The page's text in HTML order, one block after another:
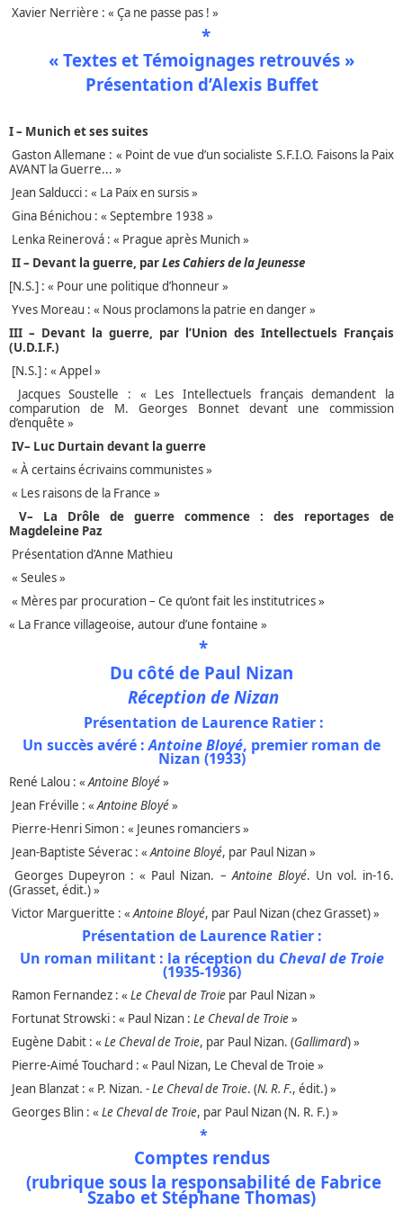
Xavier Nerrière : « Ça ne passe pas ! »
*
« Textes et Témoignages retrouvés »
Présentation d’Alexis Buffet
I – Munich et ses suites
Gaston Allemane : « Point de vue d’un socialiste S.F.I.O. Faisons la Paix
AVANT la Guerre... »
Jean Salducci : « La Paix en sursis »
Gina Bénichou : « Septembre 1938 »
Lenka Reinerová : « Prague après Munich »
II – Devant la guerre, parLes Cahiers de la Jeunesse
[N.S.] : « Pour une politique d’honneur »
Yves Moreau : « Nous proclamons la patrie en danger »
III – Devant la guerre, par l’Union des Intellectuels Français
(U.D.I.F.)
[N.S.] : « Appel »
Jacques Soustelle : « Les Intellectuels français demandent la
comparution de M. Georges Bonnet devant une commission
d’enquête »
IV– Luc Durtain devant la guerre
« À certains écrivains communistes »
« Les raisons de la France »
V– La Drôle de guerre commence : des reportages de
Magdeleine Paz
Présentation d’Anne Mathieu
« Seules »
« Mères par procuration – Ce qu’ont fait les institutrices »
« La France villageoise, autour d’une fontaine »
*
Du côté de Paul Nizan
Réception de Nizan
Présentation de Laurence Ratier :
Un succès avéré :Antoine Bloyé, premier roman de
Nizan (1933)
René Lalou : « Antoine Bloyé»
Jean Fréville : « Antoine Bloyé»
Pierre-Henri Simon : « Jeunes romanciers »
Jean-Baptiste Séverac : « Antoine Bloyé, par Paul Nizan »
Georges Dupeyron : « Paul Nizan. – Antoine Bloyé. Un vol. in-16.
(Grasset, édit.) »
Victor Margueritte : « Antoine Bloyé, par Paul Nizan (chez Grasset) »
Présentation de Laurence Ratier :
Un roman militant : la réception du Cheval de Troie
(1935-1936)
Ramon Fernandez : « Le Cheval de Troie par Paul Nizan »
Fortunat Strowski : « Paul Nizan : Le Cheval de Troie»
Eugène Dabit : « Le Cheval de Troie, par Paul Nizan. (Gallimard) »
Pierre-Aimé Touchard : « Paul Nizan, Le Cheval de Troie »
Jean Blanzat : « P. Nizan. -Le Cheval de Troie. (N. R. F., édit.) »
Georges Blin : « Le Cheval de Troie, par Paul Nizan (N. R. F.) »
*
Comptes rendus
(rubrique sous la responsabilité de Fabrice
Szabo et Stéphane Thomas)